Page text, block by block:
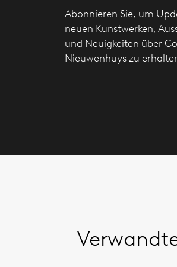
Abonnieren Sie, um
neuen Kunstwerken,
und Neuigkeiten über
Nieuwenhuys zu